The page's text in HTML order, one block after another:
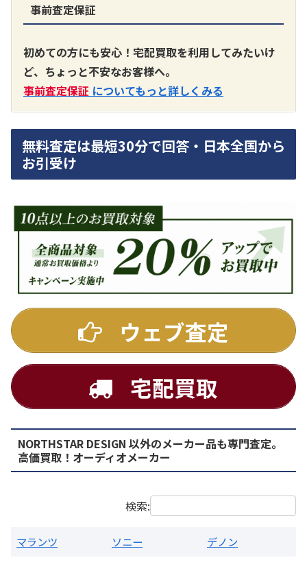
A3300 真空管プリアンプ
買取価格：お問合せください
SONY
DA7000ES アンプ
買取価格：お問合せください
DENON
PMA-1500AE プリメインアンプ
買取価格：お問合せください
事前査定保証
初めての方にも安心！宅配買取を利用してみたいけ
ど、ちょっと不安なお客様へ。
事前査定保証 についてもっと詳しくみる
無料査定は最短30分で回答・日本全国から
お引受け
ウェブ査定
宅配買取
NORTHSTAR DESIGN 以外のメーカー品も専門査定。
高価買取！オーディオメーカー
検索:
マランツ ソニー
デノン